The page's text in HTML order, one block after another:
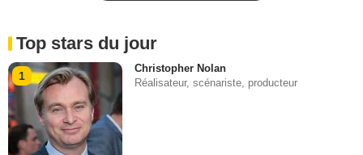
Top stars du jour
1
Christopher Nolan
Réalisateur, scénariste, producteur